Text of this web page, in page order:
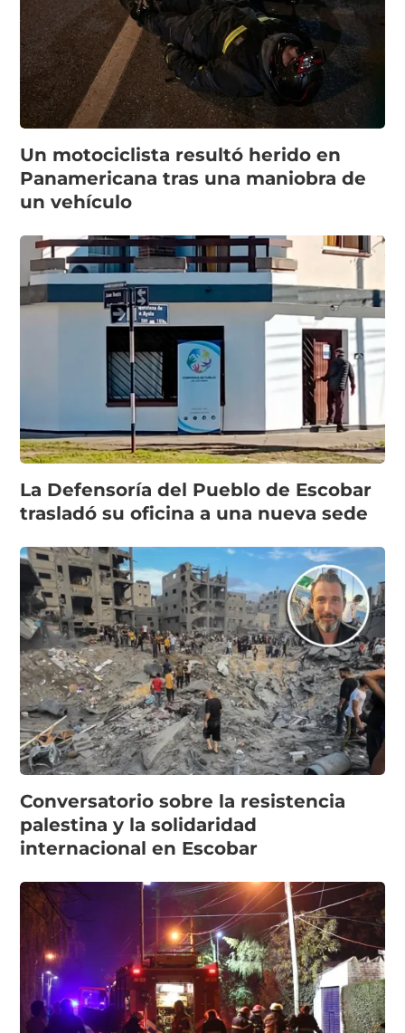
Un motociclista resultó herido en
Panamericana tras una maniobra de
un vehículo
La Defensoría del Pueblo de Escobar
trasladó su oficina a una nueva sede
Conversatorio sobre la resistencia
palestina y la solidaridad
internacional en Escobar